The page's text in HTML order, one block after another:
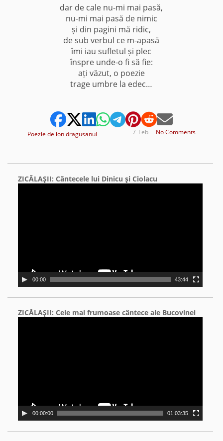
dar de cale nu-mi mai pasă,
nu-mi mai pasă de nimic
și din pagini mă ridic,
de sub verbul ce m-apasă
îmi iau sufletul și plec
înspre unde-o fi să fie:
ați văzut, o poezie
trage umbre la edec…
Poezie de ion dragusanul No Comments
Feb
7
ZICĂLAŞII: Cântecele lui Dinicu şi Ciolacu
00:00 43:44
ZICĂLAŞII: Cele mai frumoase cântece ale Bucovinei
00:00:00 01:03:35